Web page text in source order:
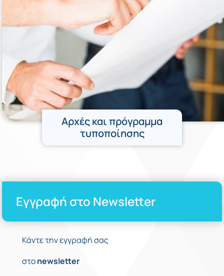
Αρχές και πρόγραμμα
τυποποίησης
Εγγραφή στο Newsletter
Κάντε την εγγραφή σας
στοnewsletter